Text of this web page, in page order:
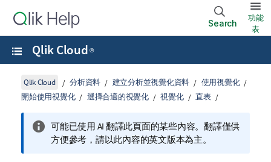
Search
功能
表
Qlik Cloud ®
Qlik Cloud 分析資料 建立分析並視覺化資料
使用視覺化
開始使用視覺化
選擇合適的視覺化 視覺化 直表
可能已使用 AI 翻譯此頁面的某些內容。翻譯僅供
方便參考，請以此內容的英文版本為主。